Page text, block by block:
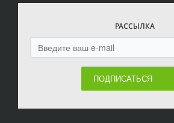
РАССЫЛКА
ПОДПИСАТЬСЯ